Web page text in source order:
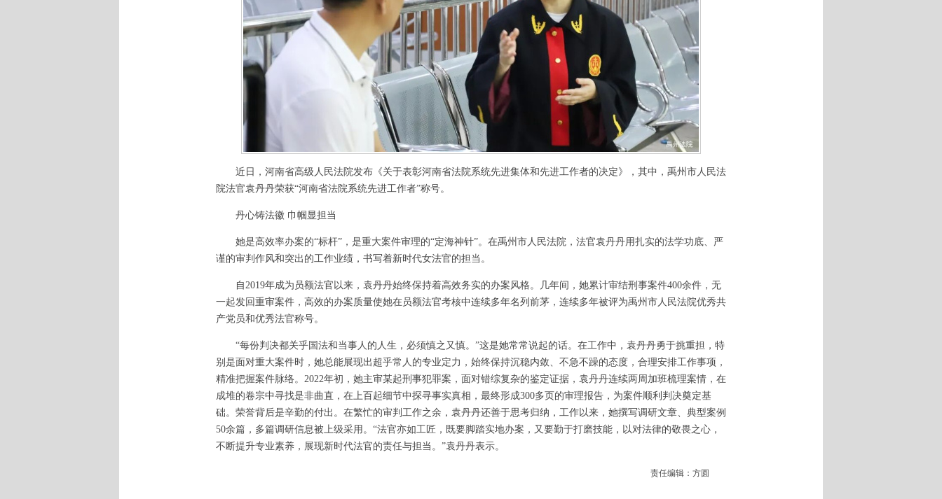
近日，河南省高级人民法院发布《关于表彰河南省法院系统先进集体和先进工作者的决定》，其中，禹州市人民法
院法官袁丹丹荣获“河南省法院系统先进工作者”称号。
丹心铸法徽 巾帼显担当
她是高效率办案的“标杆”，是重大案件审理的“定海神针”。在禹州市人民法院，法官袁丹丹用扎实的法学功底、严
谨的审判作风和突出的工作业绩，书写着新时代女法官的担当。
自2019年成为员额法官以来，袁丹丹始终保持着高效务实的办案风格。几年间，她累计审结刑事案件400余件，无
一起发回重审案件，高效的办案质量使她在员额法官考核中连续多年名列前茅，连续多年被评为禹州市人民法院优秀共
产党员和优秀法官称号。
“每份判决都关乎国法和当事人的人生，必须慎之又慎。”这是她常常说起的话。在工作中，袁丹丹勇于挑重担，特
别是面对重大案件时，她总能展现出超乎常人的专业定力，始终保持沉稳内敛、不急不躁的态度，合理安排工作事项，
精准把握案件脉络。2022年初，她主审某起刑事犯罪案，面对错综复杂的鉴定证据，袁丹丹连续两周加班梳理案情，在
成堆的卷宗中寻找是非曲直，在上百起细节中探寻事实真相，最终形成300多页的审理报告，为案件顺利判决奠定基
础。荣誉背后是辛勤的付出。在繁忙的审判工作之余，袁丹丹还善于思考归纳，工作以来，她撰写调研文章、典型案例
50余篇，多篇调研信息被上级采用。“法官亦如工匠，既要脚踏实地办案，又要勤于打磨技能，以对法律的敬畏之心，
不断提升专业素养，展现新时代法官的责任与担当。”袁丹丹表示。
责任编辑：方圆